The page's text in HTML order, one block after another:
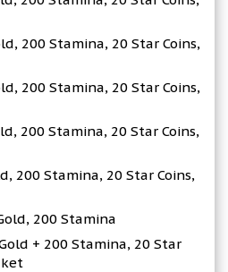
200 Stamina, 20 Star Coins,
200 Stamina, 20 Star Coins,
200 Stamina, 20 Star Coins,
200 Stamina, 20 Star Coins,
200 Stamina
+ 200 Stamina, 20 Star